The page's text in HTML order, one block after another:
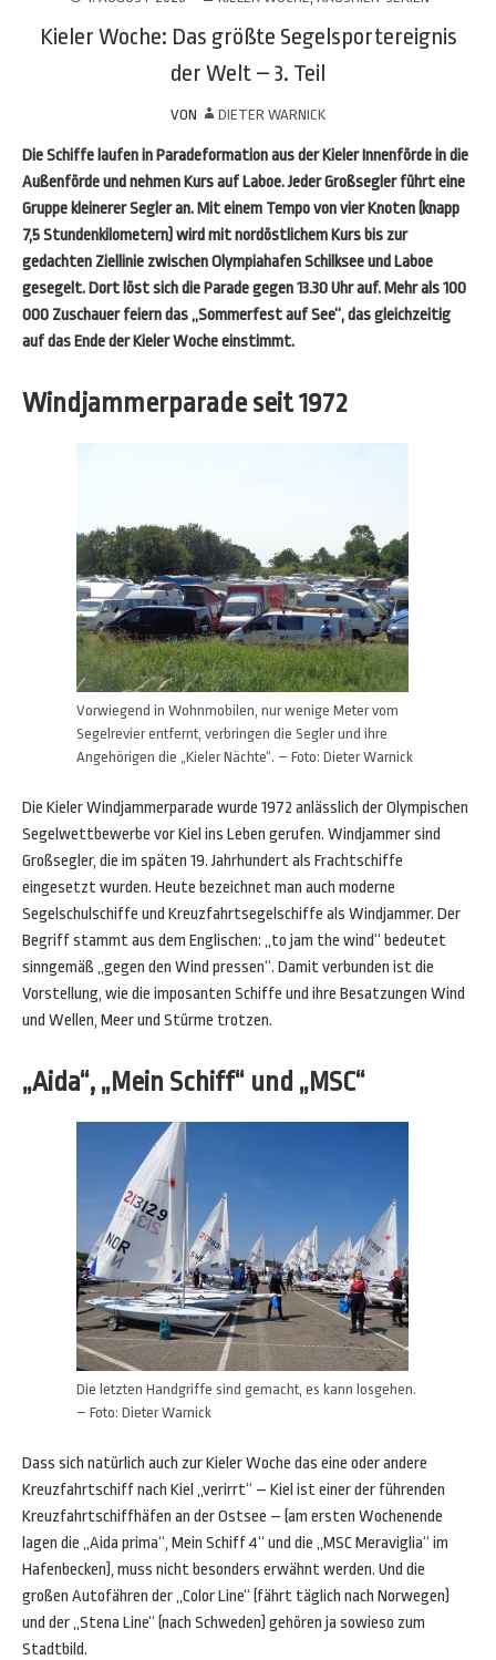
Kieler Woche: Das größte Segelsportereignis
der Welt – 3. Teil
VON DIETER WARNICK
Die Schiffe laufen in Paradeformation aus der Kieler Innenförde in die
Außenförde und nehmen Kurs auf Laboe. Jeder Großsegler führt eine
Gruppe kleinerer Segler an. Mit einem Tempo von vier Knoten (knapp
7,5 Stundenkilometern) wird mit nordöstlichem Kurs bis zur
gedachten Ziellinie zwischen Olympiahafen Schilksee und Laboe
gesegelt. Dort löst sich die Parade gegen 13.30 Uhr auf. Mehr als 100
000 Zuschauer feiern das „Sommerfest auf See“, das gleichzeitig
auf das Ende der Kieler Woche einstimmt.
Windjammerparade seit 1972
Vorwiegend in Wohnmobilen, nur wenige Meter vom
Segelrevier entfernt, verbringen die Segler und ihre
Angehörigen die „Kieler Nächte“. – Foto: Dieter Warnick
Die Kieler Windjammerparade wurde 1972 anlässlich der Olympischen
Segelwettbewerbe vor Kiel ins Leben gerufen. Windjammer sind
Großsegler, die im späten 19. Jahrhundert als Frachtschiffe
eingesetzt wurden. Heute bezeichnet man auch moderne
Segelschulschiffe und Kreuzfahrtsegelschiffe als Windjammer. Der
Begriff stammt aus dem Englischen: „to jam the wind“ bedeutet
sinngemäß „gegen den Wind pressen“. Damit verbunden ist die
Vorstellung, wie die imposanten Schiffe und ihre Besatzungen Wind
und Wellen, Meer und Stürme trotzen.
„Aida“, „Mein Schiff“ und „MSC“
Die letzten Handgriffe sind gemacht, es kann losgehen.
– Foto: Dieter Warnick
Dass sich natürlich auch zur Kieler Woche das eine oder andere
Kreuzfahrtschiff nach Kiel „verirrt“ – Kiel ist einer der führenden
Kreuzfahrtschiffhäfen an der Ostsee – (am ersten Wochenende
lagen die „Aida prima“, Mein Schiff 4“ und die „MSC Meraviglia“ im
Hafenbecken), muss nicht besonders erwähnt werden. Und die
großen Autofähren der „Color Line“ (fährt täglich nach Norwegen)
und der „Stena Line“ (nach Schweden) gehören ja sowieso zum
Stadtbild.